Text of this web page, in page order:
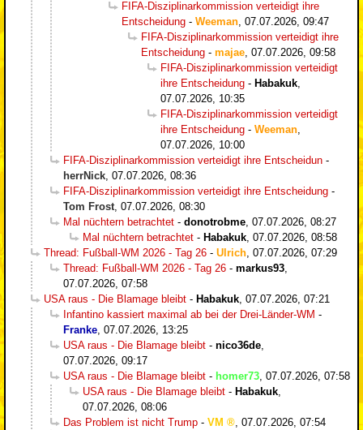
FIFA-Disziplinarkommission verteidigt ihre
Entscheidung - Weeman 07.07.2026, 09:47
FIFA-Disziplinarkommission verteidigt ihre
Entscheidung - majae 07.07.2026, 09:58
FIFA-Disziplinarkommission verteidigt
ihre Entscheidung - Habakuk
07.07.2026, 10:35
FIFA-Disziplinarkommission verteidigt
ihre Entscheidung - Weeman
07.07.2026, 10:00
FIFA-Disziplinarkommission verteidigt ihre Entscheidun -
herrNick 07.07.2026, 08:36
FIFA-Disziplinarkommission verteidigt ihre Entscheidung -
Tom Frost 07.07.2026, 08:30
Mal nüchtern betrachtet - donotrobme 07.07.2026, 08:27
Mal nüchtern betrachtet - Habakuk 07.07.2026, 08:58
Thread: Fußball-WM 2026 - Tag 26 - Ulrich 07.07.2026, 07:29
Thread: Fußball-WM 2026 - Tag 26 - markus93
07.07.2026, 07:58
USA raus - Die Blamage bleibt - Habakuk 07.07.2026, 07:21
Infantino kassiert maximal ab bei der Drei-Länder-WM -
Franke 07.07.2026, 13:25
USA raus - Die Blamage bleibt - nico36de
07.07.2026, 09:17
USA raus - Die Blamage bleibt - homer73 07.07.2026, 07:58
USA raus - Die Blamage bleibt - Habakuk
07.07.2026, 08:06
Das Problem ist nicht Trump - VM
07.07.2026, 07:54